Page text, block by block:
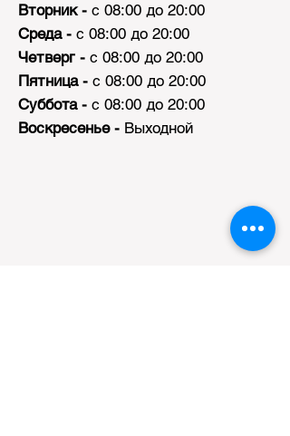
Вторник - с 08:00 до 20:00
Среда - с 08:00 до 20:00
Четверг - с 08:00 до 20:00
Пятница - с 08:00 до 20:00
Суббота - с 08:00 до 20:00
Воскресенье - Выходной